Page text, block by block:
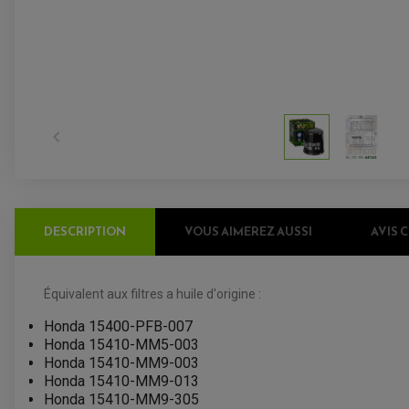

DESCRIPTION VOUS AIMEREZ AUSSI AVIS
Équivalent aux filtres a huile d'origine :
Honda 15400-PFB-007
Honda 15410-MM5-003
Honda 15410-MM9-003
Honda 15410-MM9-013
Honda 15410-MM9-305